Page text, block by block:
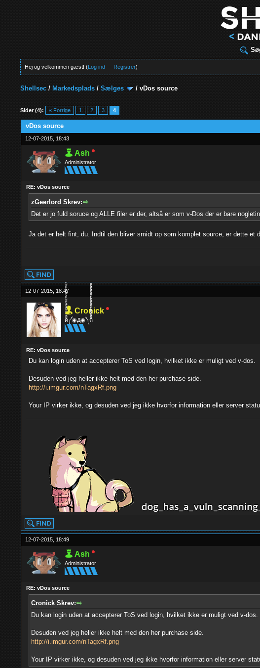
Hej og velkommen gæst! (Log ind — Registrer)
Shellsec / Markedsplads /Sælges /vDos source
Sider (4): « Forrige 1 2 3 4
0 Stemmer - 0 Gennemsnit
1
2
3
4
5
vDos source
12-07-2015, 18:43
Ash
Administrator
RE: vDos source
zGeerlord Skrev:
Det er jo fuld soruce og ALLE filer er der, altså er som v-Dos der er bare
Ja det er helt fint, du. Indtil den bliver smidt op som komplet source, er dette
12-07-2015, 18:47
Cronick
ด็็้้้้้็็็็็้้้้้็็็็็้้้้้༼◉Д◉༽ด็็็็็้้้้้็็็็้้้้้็็็็็้้
RE: vDos source
Du kan login uden at accepterer ToS ved login, hvilket ikke er muligt ved v-dos.
Desuden ved jeg heller ikke helt med den her purchase side.
http://i.imgur.com/nTagxRf.png
Your IP virker ikke, og desuden ved jeg ikke hvorfor information eller server
12-07-2015, 18:49
Ash
Administrator
RE: vDos source
Cronick Skrev:
Du kan login uden at accepterer ToS ved login, hvilket ikke er muligt ved v-dos.
Desuden ved jeg heller ikke helt med den her purchase side.
http://i.imgur.com/nTagxRf.png
Your IP virker ikke, og desuden ved jeg ikke hvorfor information eller server